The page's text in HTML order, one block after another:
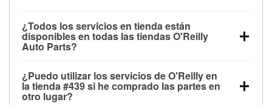
¿Todos los servicios en tienda están
disponibles en todas las tiendas O'Reilly
Auto Parts?
las pruebas de batería, pruebas de alternador y
motor de arranque, revisión de la luz “Check Engine”
¿Puedo utilizar los servicios de O'Reilly en
la tienda #439 si he comprado las partes en
otro lugar?